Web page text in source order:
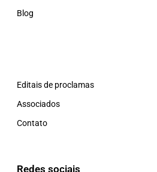
Blog
Editais de proclamas
Associados
Contato
Redes sociais